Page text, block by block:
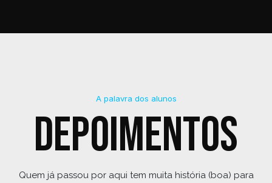
A palavra dos alunos
Depoimentos
Quem já passou por aqui tem muita história (boa) para